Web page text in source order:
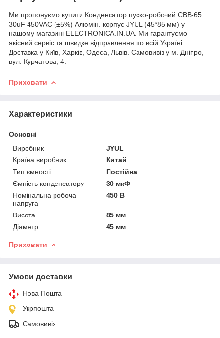
Ми пропонуємо купити Конденсатор пуско-робочий CBB-65
30uF 450VAC (±5%) Алюмін. корпус JYUL (45*85 мм) у
нашому магазині ELECTRONICA.IN.UA. Ми гарантуємо
якісний сервіс та швидке відправлення по всій Україні.
Доставка у Київ, Харків, Одеса, Львів. Самовивіз у м. Дніпро,
вул. Курчатова, 4.
Приховати
Характеристики
Основні
Виробник
JYUL
Країна виробник
Китай
Тип ємності
Постійна
Ємність конденсатору
30 мкФ
Номінальна робоча
напруга
450 В
Висота
85 мм
Діаметр
45 мм
Приховати
Умови доставки
Нова Пошта
Укрпошта
Самовивіз